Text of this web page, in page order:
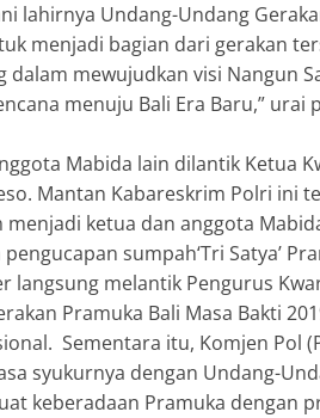
lahirnya Undang-Undang
menjadi bagian dari gerakan
mewujudkan visi Nangun
menuju Bali Era Baru,” urai
Mabida lain dilantik Ketua
Mantan Kabareskrim Polri ini
ketua dan anggota
sumpah‘Tri Satya’
langsung melantik Pengurus
Pramuka Bali Masa Bakti
Sementara itu, Komjen Pol
syukurnya dengan Undang-
keberadaan Pramuka dengan